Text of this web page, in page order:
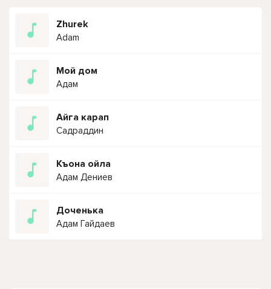
Zhurek
Adam
Мой дом
Адам
Айга карап
Садраддин
Къона ойла
Адам Дениев
Доченька
Адам Гайдаев